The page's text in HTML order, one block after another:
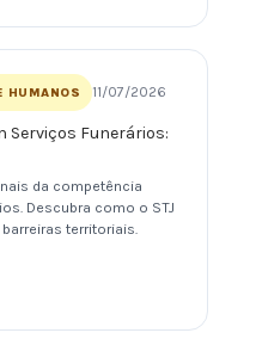
HUMANOS 11/07/2026
Serviços Funerários:
da competência
Descubra como o STJ
territoriais.